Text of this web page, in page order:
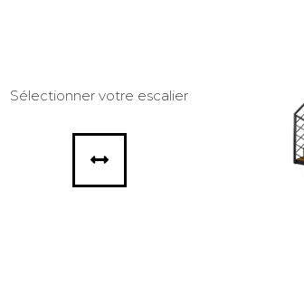
Sélectionner votre escalier